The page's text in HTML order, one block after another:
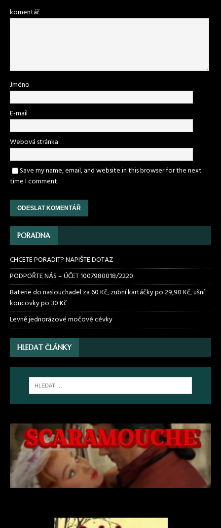
komentář
Jméno
E-mail
Webová stránka
Save my name, email, and website in this browser for the next
time I comment.
PORADNA
CHCETE PORADIT? NAPIŠTE DOTAZ
PODPOŘTE NÁS – ÚČET 1007980018/2220
Baterie do naslouchadel za 60 Kč, zubní kartáčky po 29,90 Kč, ušní
koncovky po 30 Kč
Levně jednorázové močové cévky
HLEDAT ČLÁNKY